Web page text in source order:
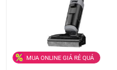
MUA ONLINE GIÁ RẺ QUÁ